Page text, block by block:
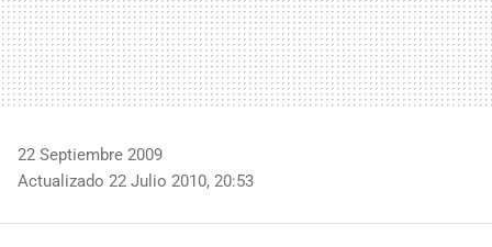
22 Septiembre 2009
Actualizado 22 Julio 2010, 20:53